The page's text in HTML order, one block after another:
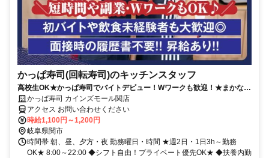
かっぱ寿司(回転寿司)のキッチンスタッフ
高校生OK★かっぱ寿司でバイトデビュー！Wワークも歓迎！★まかない
有★短時間OK★履歴書不要
かっぱ寿司 カインズモール関店
アクセス お問い合わせください
時給1,100円～1,200円
岐阜県関市
時間帯 朝、昼、夕方・夜 勤務曜日・時間 ★週2日・1日3h～勤務
OK★ 8:00～22:00 ◆シフト自由！プライベート優先OK★ ◆扶養内勤